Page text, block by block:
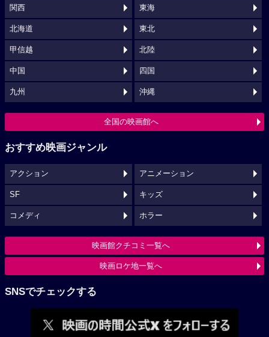
関西 東海
北海道 東北
甲信越 北陸
中国 四国
九州 沖縄
全国の映画館へ
おすすめ映画ジャンル
アクション アニメーション
SF キッズ
コメディ ホラー
映画館クチコミ一覧へ
映画ロケ地一覧へ
SNSでチェックする